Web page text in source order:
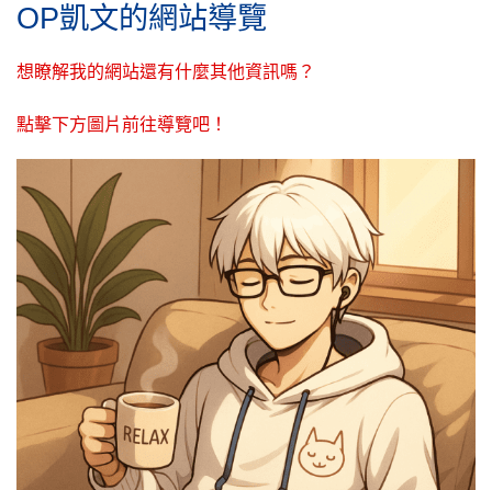
OP凱文的網站導覽
想瞭解我的網站還有什麼其他資訊嗎？
點擊下方圖片前往導覽吧！